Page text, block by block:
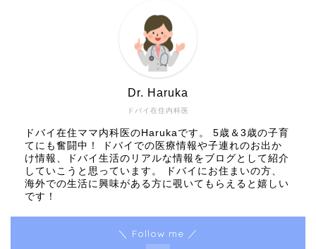
ドバイ在住内科医
Dr. Haruka
ドバイ在住ママ内科医のHarukaです。 5歳＆3歳の子育
てにも奮闘中！ ドバイでの医療情報や子連れのお出か
け情報、ドバイ生活のリアルな情報をブログとして紹介
していこうと思っています。 ドバイにお住まいの方、
海外での生活に興味がある方に覗いてもらえると嬉しい
です！
＼ Follow me ／